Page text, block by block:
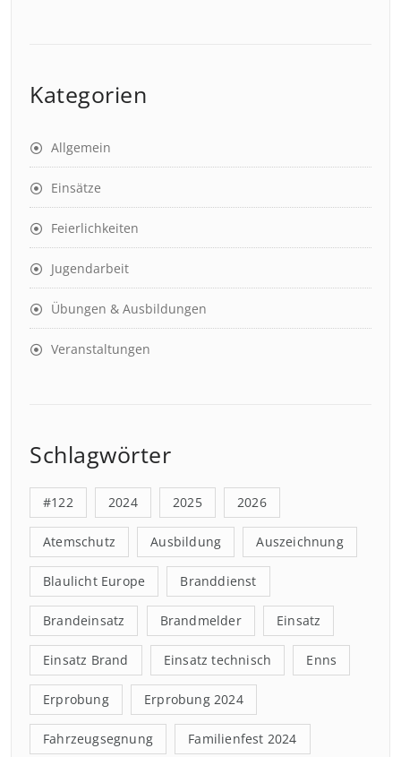
Kategorien
Allgemein
Einsätze
Feierlichkeiten
Jugendarbeit
Übungen & Ausbildungen
Veranstaltungen
Schlagwörter
#122 2024 2025 2026
Atemschutz Ausbildung Auszeichnung
Blaulicht Europe Branddienst
Brandeinsatz Brandmelder Einsatz
Einsatz Brand Einsatz technisch Enns
Erprobung Erprobung 2024
Fahrzeugsegnung Familienfest 2024